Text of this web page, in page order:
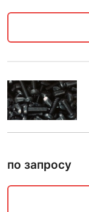
по запросу